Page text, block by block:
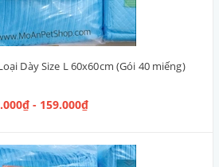
Dày Size L 60x60cm (Gói 40 miếng)
- 159.000₫